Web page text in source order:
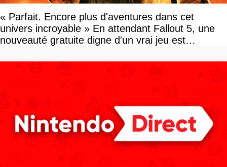
« Parfait. Encore plus d'aventures dans cet
univers incroyable » En attendant Fallout 5, une
nouveauté gratuite digne d'un vrai jeu est